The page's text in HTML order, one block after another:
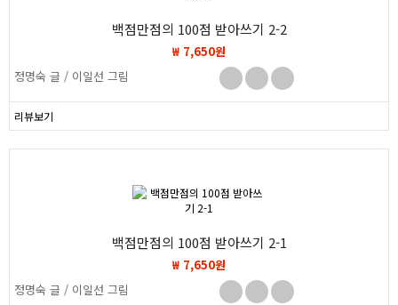
백점만점의 100점 받아쓰기 2-2
₩ 7,650원
정명숙 글 / 이일선 그림
리뷰보기
백점만점의 100점 받아쓰기 2-1
₩ 7,650원
정명숙 글 / 이일선 그림